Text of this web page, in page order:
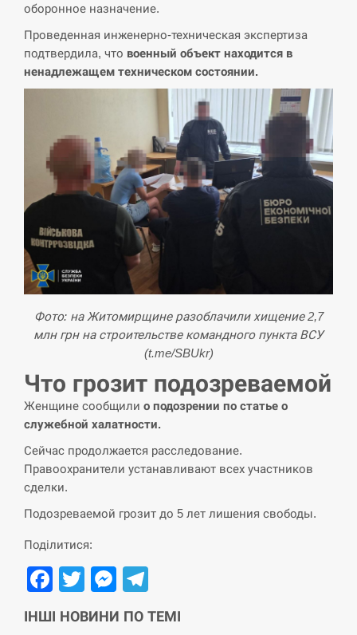
СЕРПЕНЬ
13:23
“Они должны быть уничтожены”: в
МИДе ответили, как отреагируют на…
Тайвань проводить найбільші військові
навчання на тлі загрози вторгнення з…
СЕРПЕНЬ
12:53
США обсуждают лицензии на Patriot для
Украины, несмотря на сомнения…
СЕРПЕНЬ
12:40
Латвія готова направити до 20
військових для розблокування
Ормузької протоки
СЕРПЕНЬ
12:23
Силы обороны поразили российскую
переправу, склады и другие важные
объекты…
СЕРПЕНЬ
12:10
циклоспорозу, захворіли понад 10
тисяч…
оборонное назначение.
Проведенная инженерно-техническая экспертиза
подтвердила, что военный объект находится в
ненадлежащем техническом состоянии.
Фото: на Житомирщине разоблачили хищение 2,7
млн грн на строительстве командного пункта ВСУ
(t.me/SBUkr)
Что грозит подозреваемой
Женщине сообщили о подозрении по статье о
служебной халатности.
Сейчас продолжается расследование.
Правоохранители устанавливают всех участников
сделки.
Подозреваемой грозит до 5 лет лишения свободы.
Поділитися:
Facebook
TwitterMessenger
ІНШІ НОВИНИ ПО ТЕМІ